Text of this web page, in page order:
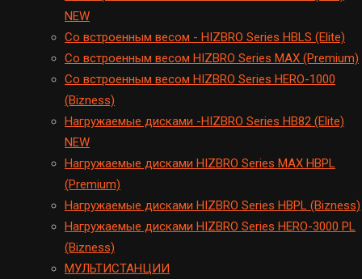
NEW
Cо встроенным весом - HIZBRO Series HBLS (Elite)
Со встроенным весом HIZBRO Series MAX (Premium)
Cо встроенным весом HIZBRO Series HERO-1000
(Bizness)
Hагружаемые дисками -HIZBRO Series HB82 (Elite)
NEW
Нагружаемые дисками HIZBRO Series MAX HBPL
(Premium)
Hагружаемые дисками HIZBRO Series HBPL (Bizness)
Hагружаемые дисками HIZBRO Series HERO-3000 PL
(Bizness)
МУЛЬТИСТАНЦИИ